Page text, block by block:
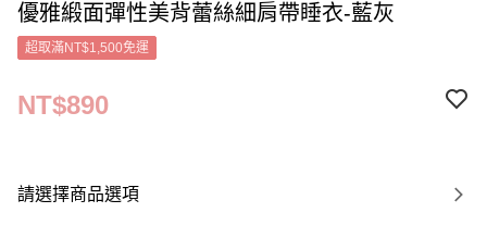
優雅緞面彈性美背蕾絲細肩帶睡衣-藍灰
超取滿NT$1,500免運
NT$890
請選擇商品選項